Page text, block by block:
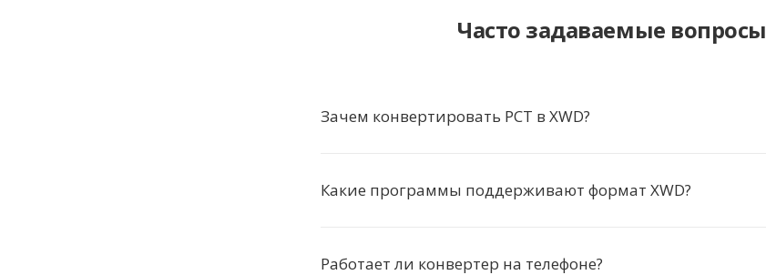
Часто задаваемые вопросы
Зачем конвертировать PCT в XWD?
Какие программы поддерживают формат XWD?
Работает ли конвертер на телефоне?